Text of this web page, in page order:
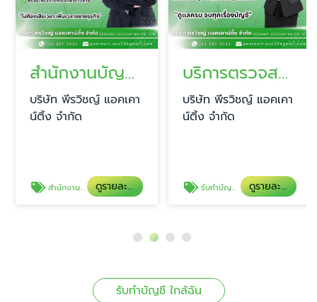
สำนักงานบัญชี รับจดทะเบียนบริษัท
บริษัท พีรวิชญ์ แอคเคา
น์ติ้ง จำกัด
สำนักงานบัญชี รับจดทะเบียนบริษัท ดูรายละเอียด
บริการตรวจสอบบัญชีแบบมืออาชีพ
บริษัท พีรวิชญ์ แอคเคา
น์ติ้ง จำกัด
รับทำบัญชี สมุทรปราการ ดูรายละเอียด
รับทำบัญชี ใกล้ฉัน